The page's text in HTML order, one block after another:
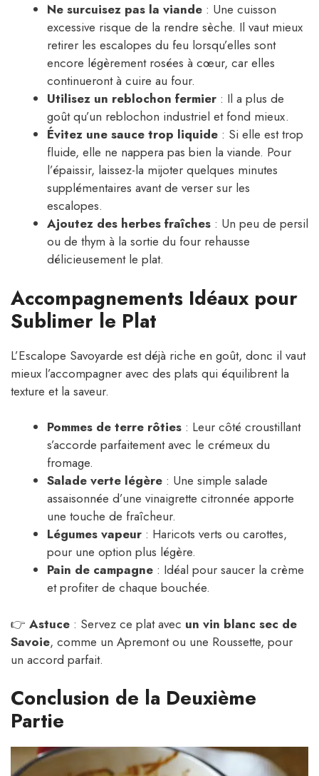
Ne surcuisez pas la viande : Une cuisson
excessive risque de la rendre sèche. Il vaut mieux
retirer les escalopes du feu lorsqu’elles sont
encore légèrement rosées à cœur, car elles
continueront à cuire au four.
Utilisez un reblochon fermier : Il a plus de
goût qu’un reblochon industriel et fond mieux.
Évitez une sauce trop liquide : Si elle est trop
fluide, elle ne nappera pas bien la viande. Pour
l’épaissir, laissez-la mijoter quelques minutes
supplémentaires avant de verser sur les
escalopes.
Ajoutez des herbes fraîches : Un peu de persil
ou de thym à la sortie du four rehausse
délicieusement le plat.
Accompagnements Idéaux pour
Sublimer le Plat
L’Escalope Savoyarde est déjà riche en goût, donc il vaut
mieux l’accompagner avec des plats qui équilibrent la
texture et la saveur.
Pommes de terre rôties : Leur côté croustillant
s’accorde parfaitement avec le crémeux du
fromage.
Salade verte légère : Une simple salade
assaisonnée d’une vinaigrette citronnée apporte
une touche de fraîcheur.
Légumes vapeur : Haricots verts ou carottes,
pour une option plus légère.
Pain de campagne : Idéal pour saucer la crème
et profiter de chaque bouchée.
👉 Astuce : Servez ce plat avec un vin blanc sec de
Savoie, comme un Apremont ou une Roussette, pour
un accord parfait.
Conclusion de la Deuxième
Partie